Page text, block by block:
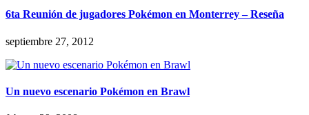
6ta Reunión de jugadores Pokémon en Monterrey – Reseña
septiembre 27, 2012
Un nuevo escenario Pokémon en Brawl